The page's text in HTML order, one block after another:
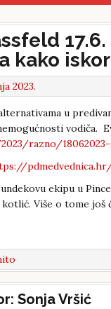
kako
2023.
u
vodiča.
razno/
ekipu u
Više o tome
Sonja Vršić